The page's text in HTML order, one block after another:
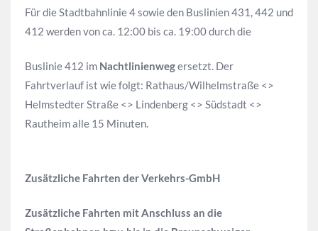
Für die Stadtbahnlinie 4 sowie den Buslinien 431, 442 und
412 werden von ca. 12:00 bis ca. 19:00 durch die
Buslinie 412 im Nachtlinienwegersetzt. Der
Fahrtverlauf ist wie folgt: Rathaus/Wilhelmstraße <>
Helmstedter Straße <> Lindenberg <> Südstadt <>
Rautheim alle 15 Minuten.
Zusätzliche Fahrten der Verkehrs-GmbH
Zusätzliche Fahrten mit Anschluss an die